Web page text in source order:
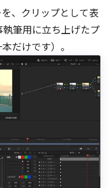
、クリップとして表
筆用に立ち上げたプ
だけです）。